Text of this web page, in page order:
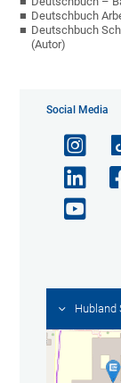
Deutschbuch
Deutschbuch
(Autor)
Social Media
Hubland